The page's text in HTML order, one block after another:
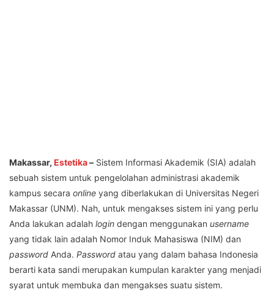
Makassar, Estetika– Sistem Informasi Akademik (SIA) adalah
sebuah sistem untuk pengelolahan administrasi akademik
kampus secara online yang diberlakukan di Universitas Negeri
Makassar (UNM). Nah, untuk mengakses sistem ini yang perlu
Anda lakukan adalah login dengan menggunakan username
yang tidak lain adalah Nomor Induk Mahasiswa (NIM) dan
password Anda. Password atau yang dalam bahasa Indonesia
berarti kata sandi merupakan kumpulan karakter yang menjadi
syarat untuk membuka dan mengakses suatu sistem.